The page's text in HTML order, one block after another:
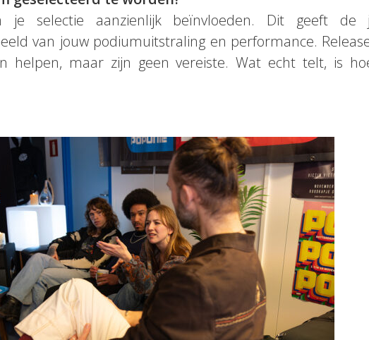
je selectie aanzienlijk beïnvloeden. Dit geeft de
van jouw podiumuitstraling en performance.
helpen, maar zijn geen vereiste. Wat echt telt, is